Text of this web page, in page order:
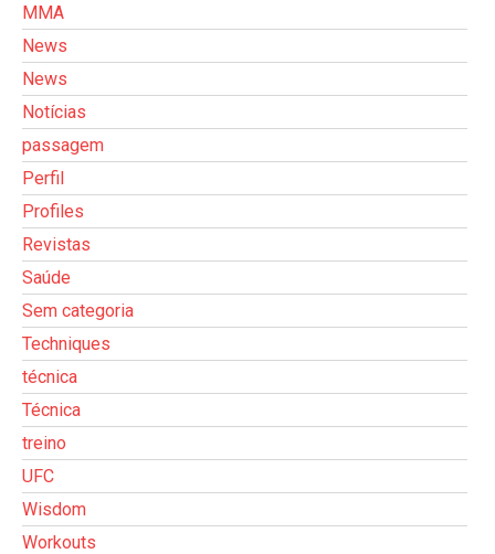
MMA
News
News
Notícias
passagem
Perfil
Profiles
Revistas
Saúde
Sem categoria
Techniques
técnica
Técnica
treino
UFC
Wisdom
Workouts